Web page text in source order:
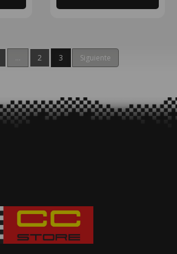
... 2 3 Siguiente